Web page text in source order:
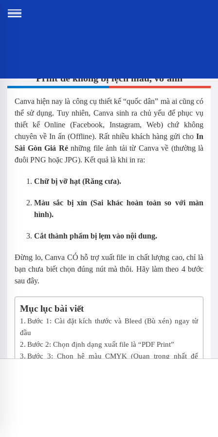
không bị lệch màu, vỡ ảnh
Canva hiện nay là công cụ thiết kế “quốc dân” mà ai cũng có
thể sử dụng. Tuy nhiên, Canva sinh ra chủ yếu để phục vụ
thiết kế Online (Facebook, Instagram, Web) chứ không
chuyên về In ấn (Offline). Rất nhiều khách hàng gửi choIn
Sài Gòn Giá Rẻnhững file ảnh tải từ Canva về (thường là
đuôi PNG hoặc JPG). Kết quả là khi in ra:
Chữ bị vỡ hạt (Răng cưa).
Màu sắc bị xỉn (Sai khác hoàn toàn so với màn hình).
bạn chưa biết chọn đúng nút mà thôi. Hãy làm theo 4 bước
sau đây.
Mục lục bài viết
Bước 1: Cài đặt kích thước và Bleed (Bù xén) ngay từ đầu
Bước 2: Chọn định dạng xuất file là “PDF Print”
Bước 3: Chọn hệ màu CMYK (Quan trọng nhất để không sai
màu)
Bước 4: Tích chọn “Crop marks and bleed”